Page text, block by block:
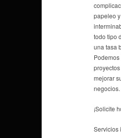
papeleo
todo tipo
una tasa
mejorar
negocios.
¡Solicite
Servicios